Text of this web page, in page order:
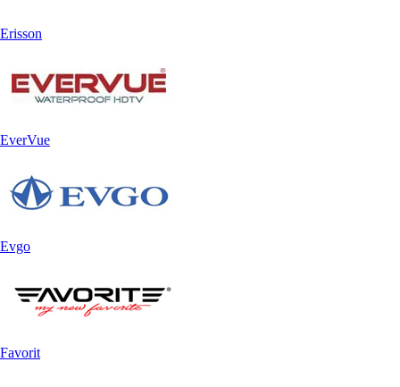
Erisson
EverVue
Evgo
Favorit